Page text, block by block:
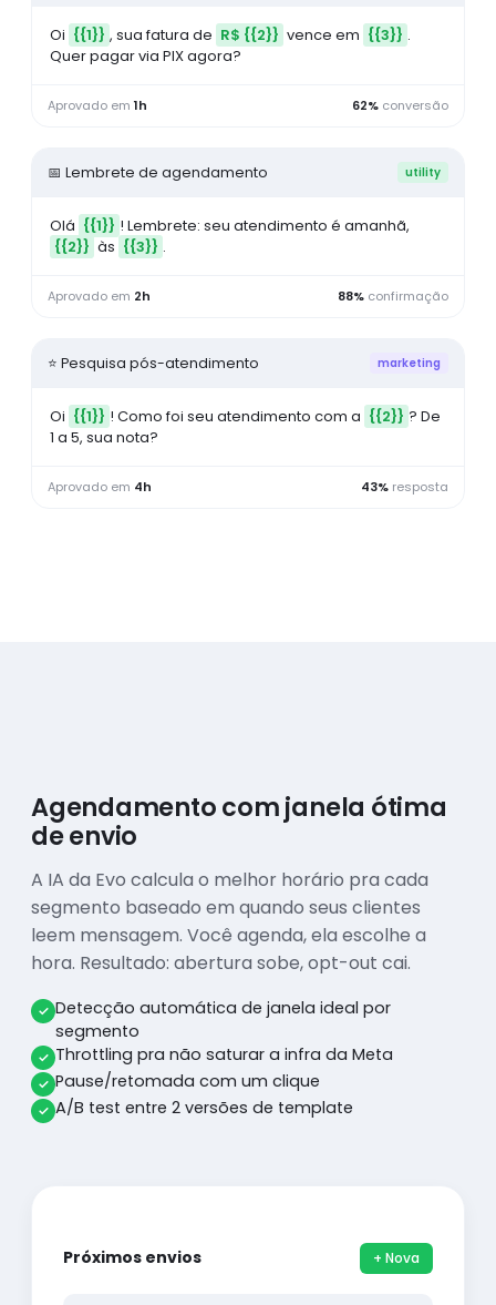
Oi {{1}} , sua fatura de R$ {{2}} vence em {{3}} .
Quer pagar via PIX agora?
Aprovado em 1h 62% conversão
📅 Lembrete de agendamento utility
Olá {{1}} ! Lembrete: seu atendimento é amanhã,
{{2}} às {{3}} .
Aprovado em 2h 88% confirmação
⭐ Pesquisa pós-atendimento marketing
Oi {{1}} ! Como foi seu atendimento com a {{2}} ? De
1 a 5, sua nota?
Aprovado em 4h 43% resposta
Agendamento com janela ótima
de envio
A IA da Evo calcula o melhor horário pra cada
segmento baseado em quando seus clientes
leem mensagem. Você agenda, ela escolhe a
hora. Resultado: abertura sobe, opt-out cai.
Detecção automática de janela ideal por
segmento
Throttling pra não saturar a infra da Meta
Pause/retomada com um clique
A/B test entre 2 versões de template
Próximos envios + Nova